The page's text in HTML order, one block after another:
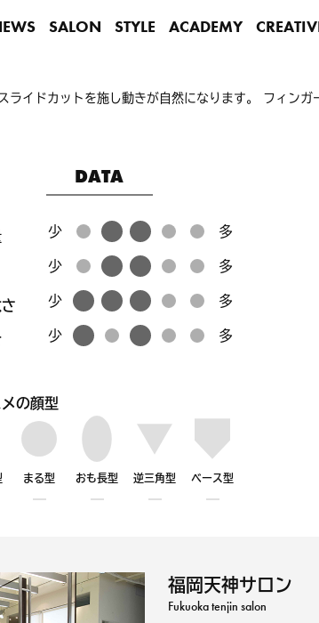
SALON STYLE ACADEMY
イドカットを施し動きが自然になります。 フィンガ
DATA
の顔型
まる型 おも長型 逆三角型 ベース型
福岡天神サロン
Fukuoka tenjin salon